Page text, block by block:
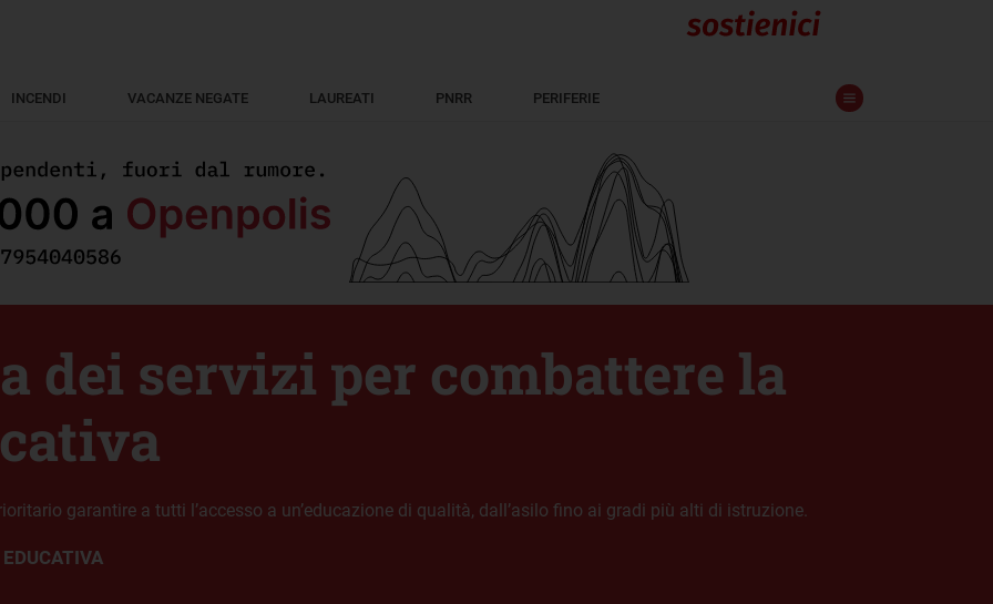
INCENDI VACANZE NEGATE LAUREATI PNRR PERIFERIE
dei servizi per combattere la
garantire a tutti l’accesso a un’educazione di qualità, dall’asilo fino ai gradi più alti di istruzione.